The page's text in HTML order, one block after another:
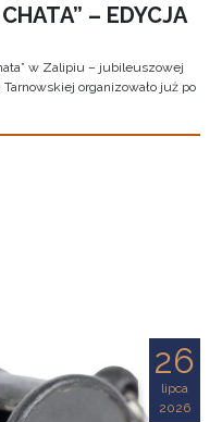
– EDYCJA
w Zalipiu – jubileuszowej
organizowało już po
26
lipca
2026